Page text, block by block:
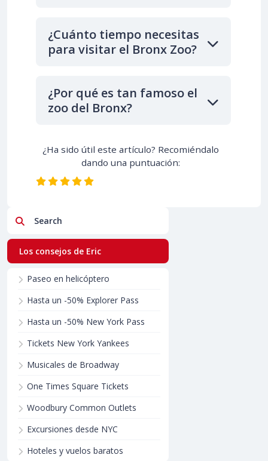
¿Cuánto tiempo necesitas
para visitar el Bronx Zoo?
¿Por qué es tan famoso el
zoo del Bronx?
¿Ha sido útil este artículo? Recomiéndalo
dando una puntuación:
Search
Los consejos de Eric
Paseo en helicóptero
Hasta un -50% Explorer Pass
Hasta un -50% New York Pass
Tickets New York Yankees
Musicales de Broadway
One Times Square Tickets
Woodbury Common Outlets
Excursiones desde NYC
Hoteles y vuelos baratos